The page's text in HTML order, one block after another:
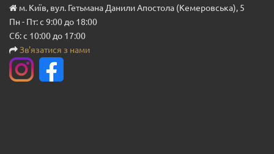
м. Київ, вул. Гетьмана Данили Апостола (Кемеровська), 5
Пн - Пт: с 9:00 до 18:00
Сб: с 10:00 до 17:00
Зв'язатися з нами